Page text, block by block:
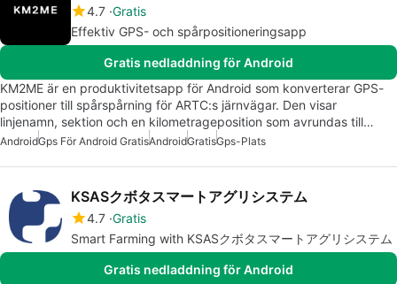
4.7 Gratis
Effektiv GPS- och spårpositioneringsapp
Gratis nedladdning för Android
KM2ME är en produktivitetsapp för Android som konverterar GPS-
positioner till spårspårning för ARTC:s järnvägar. Den visar
linjenamn, sektion och en kilometrageposition som avrundas till…
AndroidGps För Android GratisAndroidGratisGps-Plats
KSASクボタスマートアグリシステム
4.7 Gratis
Smart Farming with KSASクボタスマートアグリシステム
Gratis nedladdning för Android